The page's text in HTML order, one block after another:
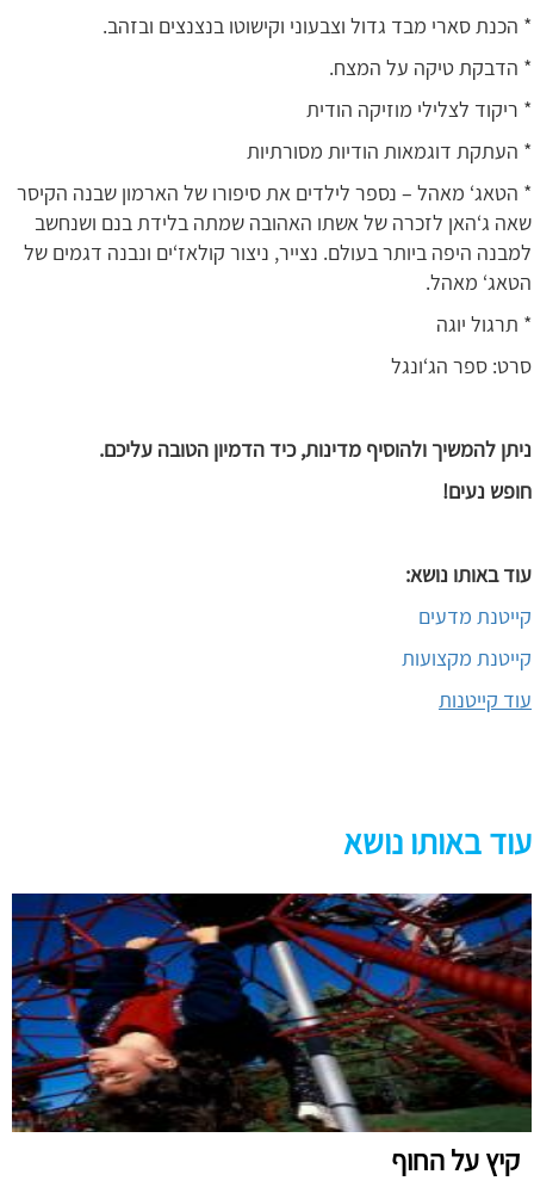
* הכנת סארי מבד גדול וצבעוני וקישוטו בנצנצים ובזהב.
* הדבקת טיקה על המצח.
* ריקוד לצלילי מוזיקה הודית
* העתקת דוגמאות הודיות מסורתיות
* הטאג‘ מאהל – נספר לילדים את סיפורו של הארמון שבנה הקיסר
שאה ג‘האן לזכרה של אשתו האהובה שמתה בלידת בנם ושנחשב
למבנה היפה ביותר בעולם. נצייר, ניצור קולאז‘ים ונבנה דגמים של
הטאג‘ מאהל.
* תרגול יוגה
סרט: ספר הג‘ונגל
ניתן להמשיך ולהוסיף מדינות, כיד הדמיון הטובה עליכם.
חופש נעים!
עוד באותו נושא:
קייטנת מדעים
קייטנת מקצועות
עוד קייטנות
עוד באותו נושא
קיץ על החוף